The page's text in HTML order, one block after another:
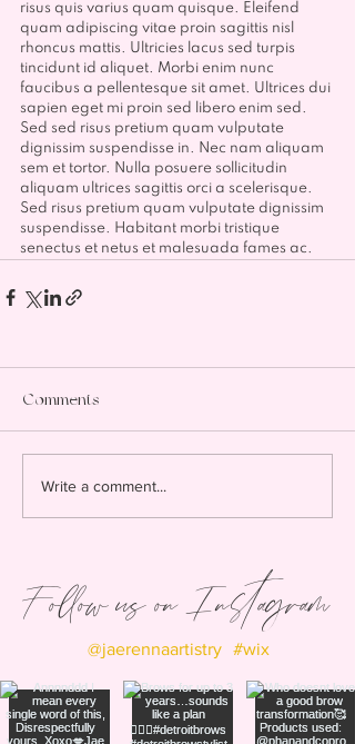
risus quis varius quam quisque. Eleifend
quam adipiscing vitae proin sagittis nisl
rhoncus mattis. Ultricies lacus sed turpis
tincidunt id aliquet. Morbi enim nunc
faucibus a pellentesque sit amet. Ultrices dui
sapien eget mi proin sed libero enim sed.
Sed sed risus pretium quam vulputate
dignissim suspendisse in. Nec nam aliquam
sem et tortor. Nulla posuere sollicitudin
aliquam ultrices sagittis orci a scelerisque.
Sed risus pretium quam vulputate dignissim
suspendisse. Habitant morbi tristique
senectus et netus et malesuada fames ac.
Comments
Write a comment...
Follow us on Instagram
#wix
@jaerennaartistry